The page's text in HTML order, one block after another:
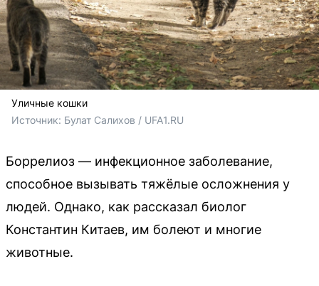
Уличные кошки
Источник: Булат Салихов / UFA1.RU
Боррелиоз — инфекционное заболевание,
способное вызывать тяжёлые осложнения у
людей. Однако, как рассказал биолог
Константин Китаев, им болеют и многие
животные.